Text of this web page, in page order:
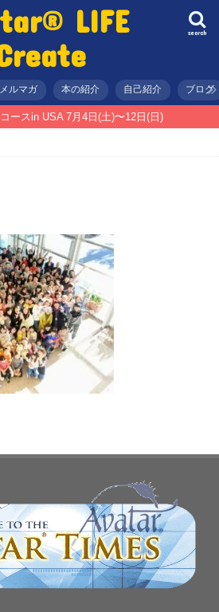
LIFE
search
メルマガ 本の紹介 自己紹介 ブログ
ースin USA 7月4日(土)〜12日(日)